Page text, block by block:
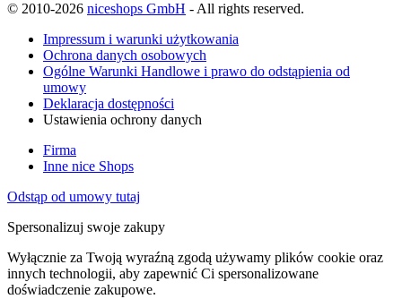
© 2010-2026 niceshops GmbH - All rights reserved.
Impressum i warunki użytkowania
Ochrona danych osobowych
Ogólne Warunki Handlowe i prawo do odstąpienia od
umowy
Deklaracja dostępności
Ustawienia ochrony danych
Firma
Inne nice Shops
Odstąp od umowy tutaj
Spersonalizuj swoje zakupy
Wyłącznie za Twoją wyraźną zgodą używamy plików cookie oraz
innych technologii, aby zapewnić Ci spersonalizowane
doświadczenie zakupowe.